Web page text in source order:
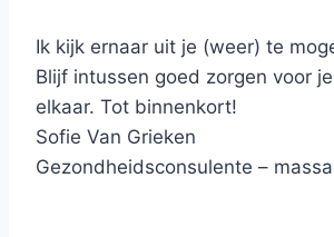
Ik kijk ernaar uit je (weer) te
Blijf intussen goed zorgen voor
elkaar. Tot binnenkort!
Sofie Van Grieken
Gezondheidsconsulente –